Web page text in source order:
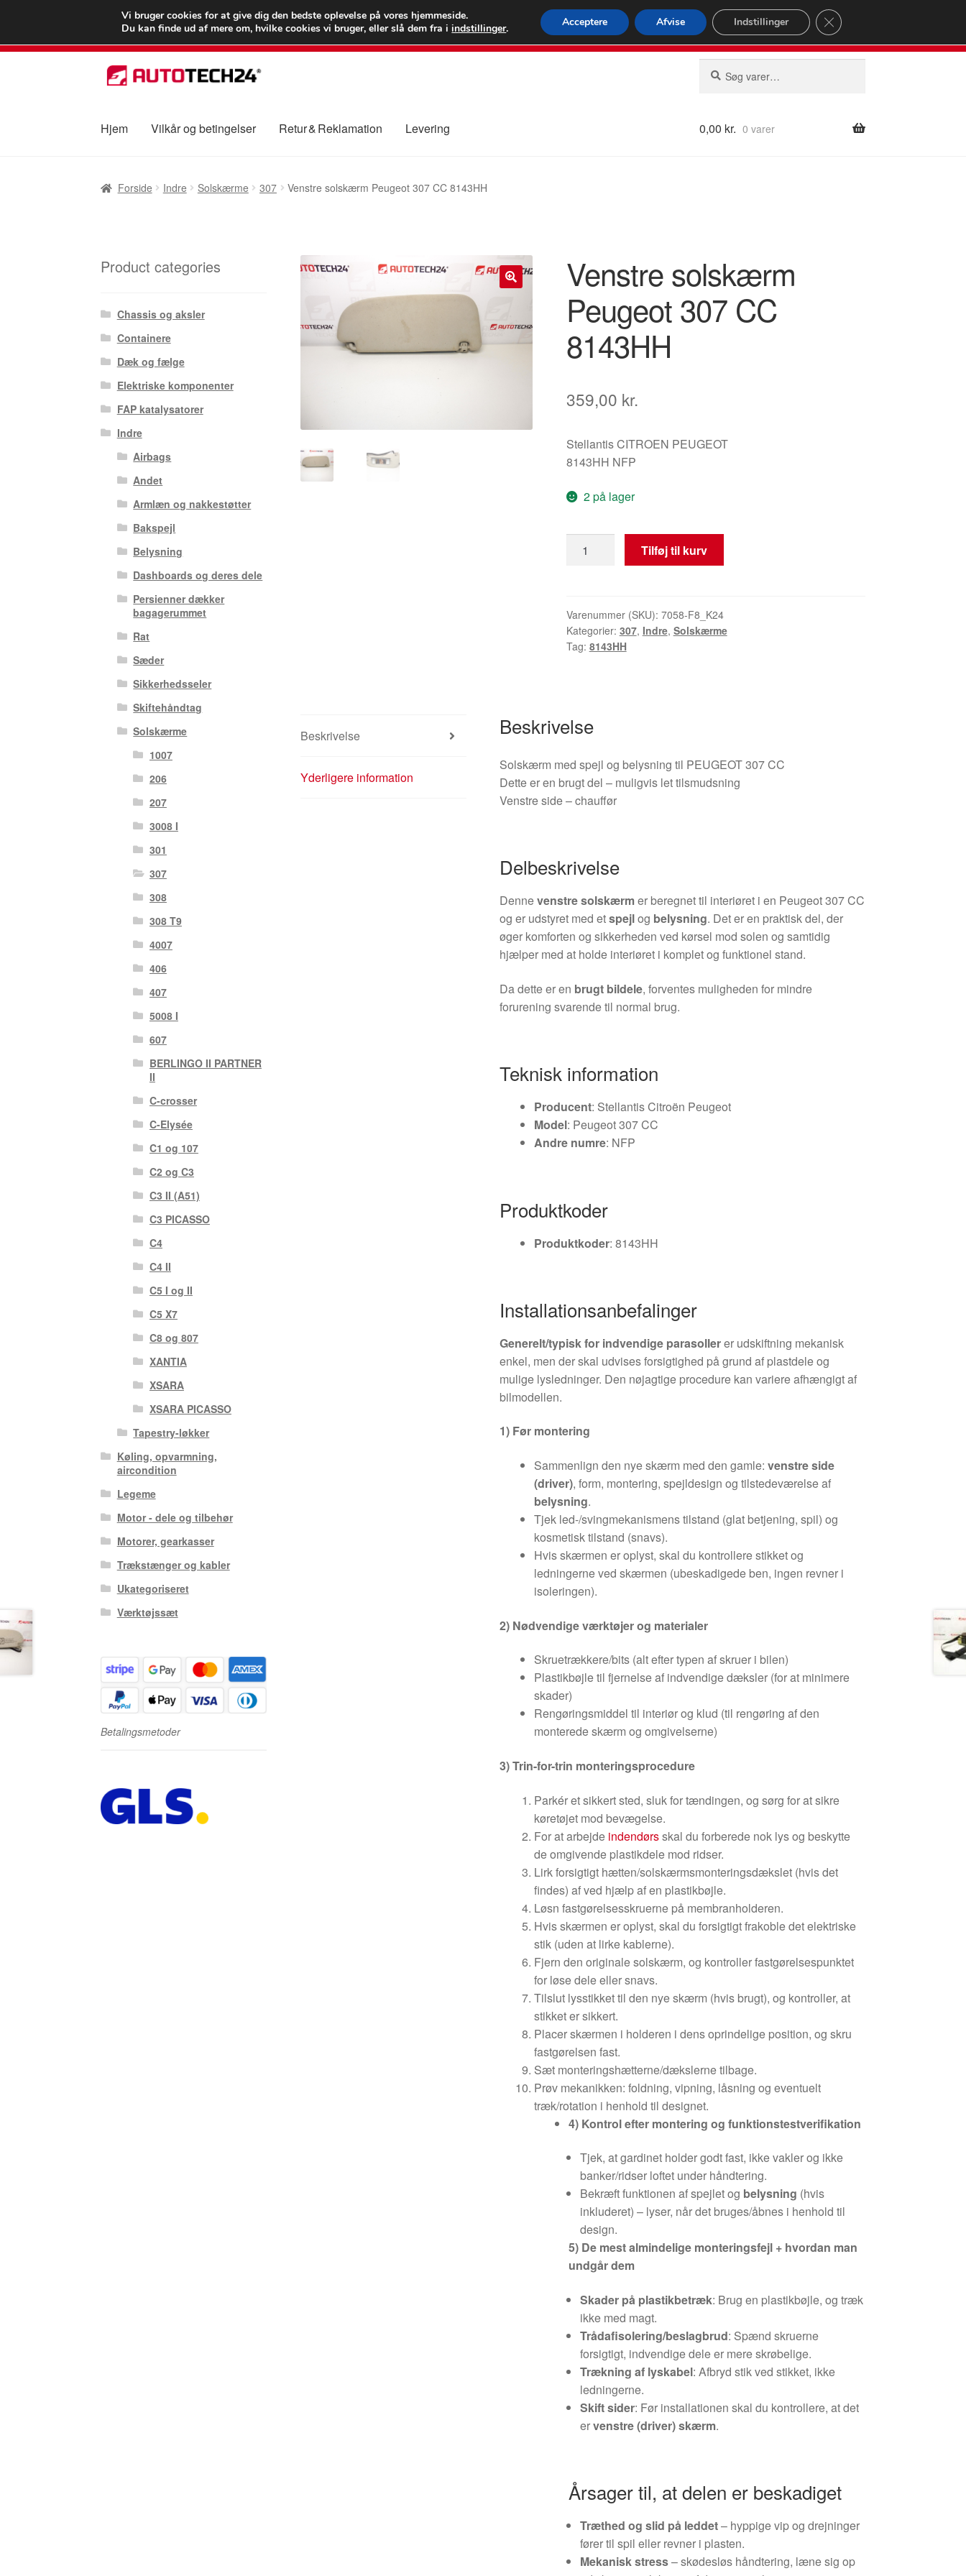
LEVERING fra 55 kr.
FEDEX verdensomspændende forsendelse
80 82 72 02Man-fre 9-16
Spring
til
Spring
til
efter:
Hjem Vilkår og betingelser Retur & Reklamation Levering 0,00 kr. 0 varer
Forside Indre Solskærme 307 Venstre solskærm Peugeot 307 CC 8143HH
Venstre solskærm
Peugeot 307 CC
8143HH
359,00 kr.
Stellantis CITROEN PEUGEOT
8143HH NFP
2 på lager
solskærm
CC
8143HH
antal
Tilføj til kurv
Varenummer (SKU): 7058-F8_K24
Kategorier: 307, Indre, Solskærme
Tag: 8143HH
Beskrivelse
Yderligere information
Beskrivelse
Solskærm med spejl og belysning til PEUGEOT 307 CC
Dette er en brugt del – muligvis let tilsmudsning
Venstre side – chauffør
Delbeskrivelse
Dennevenstre solskærmer beregnet til interiøret i en Peugeot 307 CC
og er udstyret med etspejlog belysning. Det er en praktisk del, der
øger komforten og sikkerheden ved kørsel mod solen og samtidig
hjælper med at holde interiøret i komplet og funktionel stand.
Da dette er en brugt bildele, forventes muligheden for mindre
forurening svarende til normal brug.
Teknisk information
Producent: Stellantis Citroën Peugeot
Model: Peugeot 307 CC
Andre numre: NFP
Produktkoder
Produktkoder: 8143HH
Installationsanbefalinger
Generelt/typisk for indvendige parasollerer udskiftning mekanisk
enkel, men der skal udvises forsigtighed på grund af plastdele og
mulige lysledninger. Den nøjagtige procedure kan variere afhængigt af
bilmodellen.
1) Før montering
Sammenlign den nye skærm med den gamle:venstre side
(driver), form, montering, spejldesign og tilstedeværelse af
belysning.
Tjek led-/svingmekanismens tilstand (glat betjening, spil) og
kosmetisk tilstand (snavs).
Hvis skærmen er oplyst, skal du kontrollere stikket og
ledningerne ved skærmen (ubeskadigede ben, ingen revner i
isoleringen).
2) Nødvendige værktøjer og materialer
Skruetrækkere/bits (alt efter typen af skruer i bilen)
Plastikbøjle til fjernelse af indvendige dæksler (for at minimere
skader)
Rengøringsmiddel til interiør og klud (til rengøring af den
monterede skærm og omgivelserne)
3) Trin-for-trin monteringsprocedure
Parkér et sikkert sted, sluk for tændingen, og sørg for at sikre
køretøjet mod bevægelse.
For at arbejde indendørsskal du forberede nok lys og beskytte
de omgivende plastikdele mod ridser.
Lirk forsigtigt hætten/solskærmsmonteringsdækslet (hvis det
findes) af ved hjælp af en plastikbøjle.
Løsn fastgørelsesskruerne på membranholderen.
Hvis skærmen er oplyst, skal du forsigtigt frakoble det elektriske
stik (uden at lirke kablerne).
Fjern den originale solskærm, og kontroller fastgørelsespunktet
for løse dele eller snavs.
Tilslut lysstikket til den nye skærm (hvis brugt), og kontroller, at
stikket er sikkert.
Placer skærmen i holderen i dens oprindelige position, og skru
fastgørelsen fast.
Sæt monteringshætterne/dækslerne tilbage.
Prøv mekanikken: foldning, vipning, låsning og eventuelt
træk/rotation i henhold til designet.
4) Kontrol efter montering og funktionstestverifikation
Tjek, at gardinet holder godt fast, ikke vakler og ikke
banker/ridser loftet under håndtering.
Bekræft funktionen af spejlet og belysning (hvis
inkluderet) – lyser, når det bruges/åbnes i henhold til
design.
5) De mest almindelige monteringsfejl + hvordan man
undgår dem
Skader på plastikbetræk: Brug en plastikbøjle, og træk
ikke med magt.
Trådafisolering/beslagbrud: Spænd skruerne
forsigtigt, indvendige dele er mere skrøbelige.
Trækning af lyskabel: Afbryd stik ved stikket, ikke
ledningerne.
Skift sider: Før installationen skal du kontrollere, at det
ervenstre (driver) skærm.
Årsager til, at delen er beskadiget
Træthed og slid på leddet– hyppige vip og drejninger
fører til spil eller revner i plasten.
Mekanisk stress– skødesløs håndtering, læne sig op
Product categories
Chassis og aksler
Containere
Dæk og fælge
Elektriske komponenter
FAP katalysatorer
Indre
Airbags
Andet
Armlæn og nakkestøtter
Bakspejl
Belysning
Dashboards og deres dele
Persienner dækker
bagagerummet
Rat
Sæder
Sikkerhedsseler
Skiftehåndtag
Solskærme
1007
206
207
3008 I
301
307
308
308 T9
4007
406
407
5008 I
607
BERLINGO II PARTNER
II
C-crosser
C-Elysée
C1 og 107
C2 og C3
C3 II (A51)
C3 PICASSO
C4
C4 II
C5 I og II
C5 X7
C8 og 807
XANTIA
XSARA
XSARA PICASSO
Tapestry-løkker
Køling, opvarmning,
aircondition
Legeme
Motor - dele og tilbehør
Motorer, gearkasser
Trækstænger og kabler
Ukategoriseret
Værktøjssæt
Betalingsmetoder
Vi bruger cookies for at give dig den bedste oplevelse på vores hjemmeside.
Du kan finde ud af mere om, hvilke cookies vi bruger, eller slå dem fra iindstillinger. Acceptere Afvise Indstillinger Close GDPR Cookie Banner